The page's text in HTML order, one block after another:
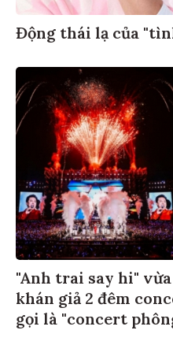
Động thái lạ của
"Anh trai say hi"
khán giả 2 đêm
gọi là "concert